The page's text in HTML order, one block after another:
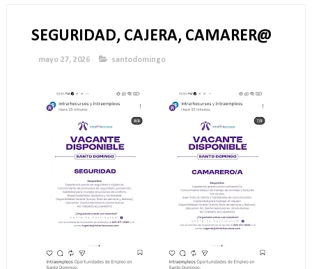
SEGURIDAD, CAJERA, CAMARER@
mayo 27, 2026 santodomingo